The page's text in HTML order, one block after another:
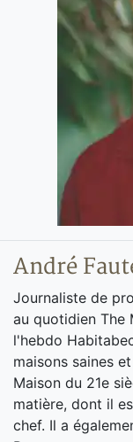
André
Journaliste de
au quotidien The
l'hebdo
maisons saines
Maison du 21e
matière, dont il
chef. Il a